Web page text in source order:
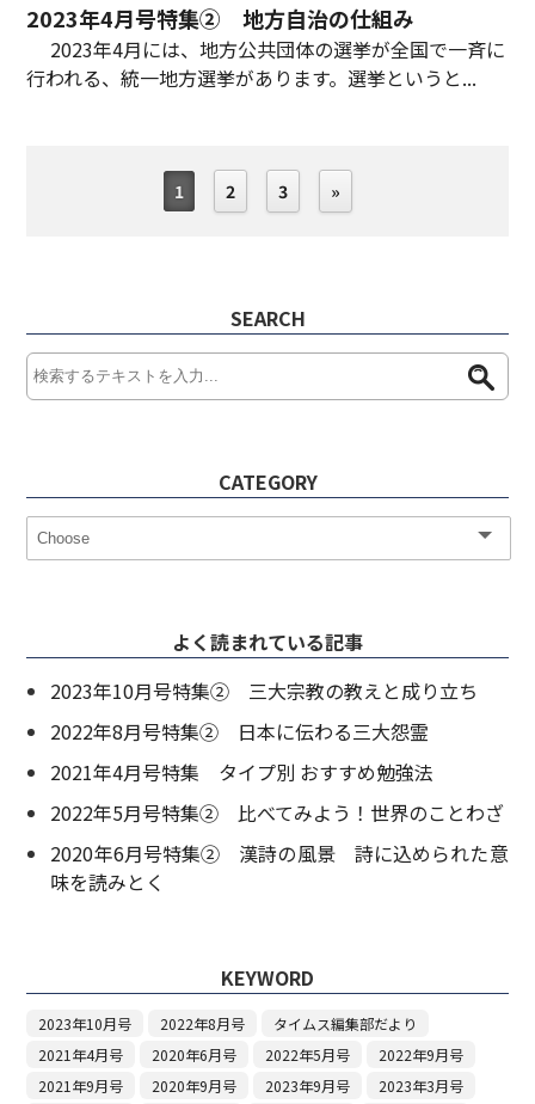
2023年4月号特集② 地方自治の仕組み
2023年4月には、地方公共団体の選挙が全国で一斉に
行われる、統一地方選挙があります。選挙というと...
1 2 3 »
SEARCH
CATEGORY
よく読まれている記事
2023年10月号特集② 三大宗教の教えと成り立ち
2022年8月号特集② 日本に伝わる三大怨霊
2021年4月号特集 タイプ別 おすすめ勉強法
2022年5月号特集② 比べてみよう！世界のことわざ
2020年6月号特集② 漢詩の風景 詩に込められた意
味を読みとく
KEYWORD
2023年10月号 2022年8月号
タイムス編集部だより
2021年4月号
2020年6月号 2022年5月号
2022年9月号
2021年9月号
2020年9月号 2023年9月号
2023年3月号